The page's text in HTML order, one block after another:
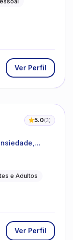
Ver Perfil
5.0(3)
e Adultos
Ver Perfil